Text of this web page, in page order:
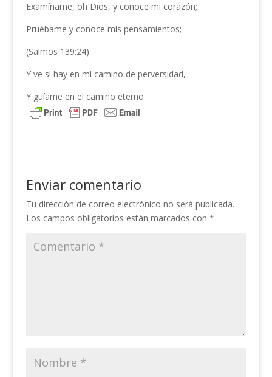
Examíname, oh Dios, y conoce mi corazón;
Pruébame y conoce mis pensamientos;
(Salmos 139:24)
Y ve si hay en mí camino de perversidad,
Y guíame en el camino eterno.
Enviar comentario
Tu dirección de correo electrónico no será publicada.
Los campos obligatorios están marcados con *